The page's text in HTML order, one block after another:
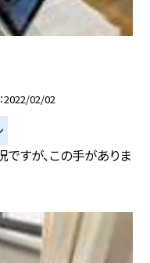
2022/02/02
すが、この手がありま